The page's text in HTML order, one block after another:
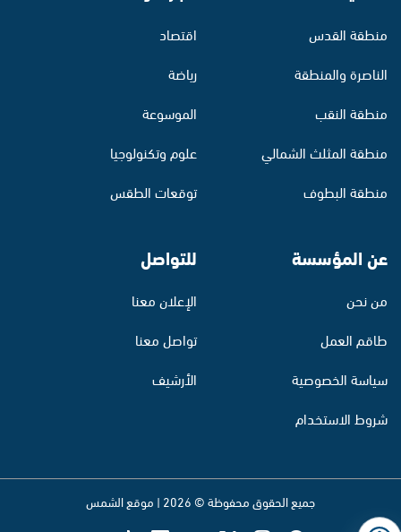
منطقة القدس
الناصرة والمنطقة
منطقة النقب
منطقة المثلث الشمالي
منطقة البطوف
اقتصاد
رياضة
الموسوعة
علوم وتكنولوجيا
توقعات الطقس
عن المؤسسة
من نحن
طاقم العمل
سياسة الخصوصية
شروط الاستخدام
للتواصل
الإعلان معنا
تواصل معنا
الأرشيف
جميع الحقوق محفوظة © 2026 | موقع الشمس